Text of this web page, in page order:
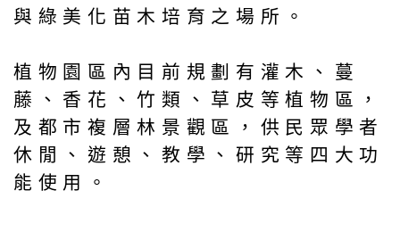
與綠美化苗木培育之場所。
植物園區內目前規劃有灌木、蔓
藤、香花、竹類、草皮等植物區，
及都市複層林景觀區，供民眾學者
休閒、遊憩、教學、研究等四大功
能使用。